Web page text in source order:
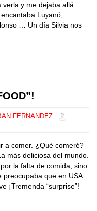
y me dejaba allá
Luyanó;
… Un día Silvia nos
FERNANDEZ
a comer. ¿Qué comeré?
más deliciosa del mundo.
la falta de comida, sino
preocupaba que en USA
¡Tremenda “surprise”!